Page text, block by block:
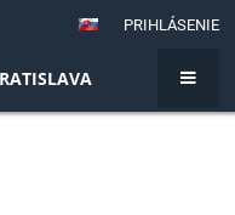
PRIHLÁSENIE